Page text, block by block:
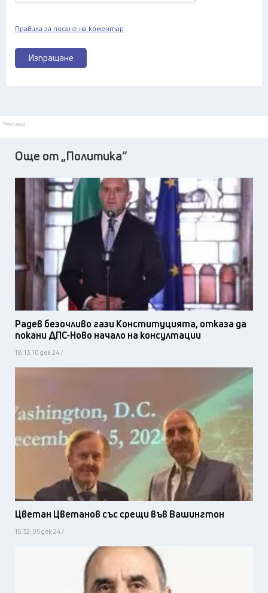
Изпращане
Правила за писане на коментар
Реклама
Още от „Политика“
Радев безочливо гази Конституцията, отказа да
покани ДПС-Ново начало на консултации
18:13, 10 дек 24 /
Цветан Цветанов със срещи във Вашингтон
15:32, 05 дек 24 /